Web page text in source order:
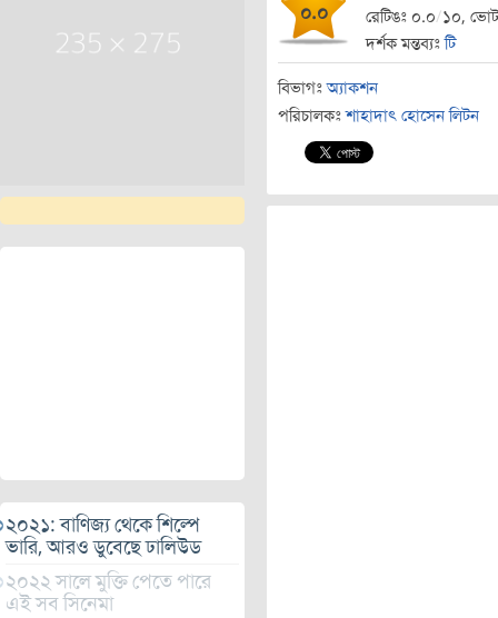
২০২১: বাণিজ্য থেকে শিল্পে
ভারি, আরও ডুবেছে ঢালিউড
২০২২ সালে মুক্তি পেতে পারে
এই সব সিনেমা
০.০
রেটিঙঃ ০.০/১০,
দর্শক মন্তব্যঃটি
বিভাগঃ অ্যাকশন
পরিচালকঃ শাহাদাৎ হোসেন লিটন